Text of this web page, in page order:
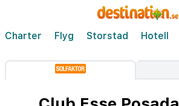
Charter Flyg Storstad Hotell